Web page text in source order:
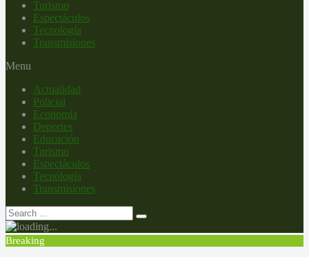
Turismo
Espectáculos
Tecnología
Transmisiones
Menu
Actualidad
Policial
Economía
Deportes
Educación
Turismo
Espectáculos
Tecnología
Transmisiones
Breaking